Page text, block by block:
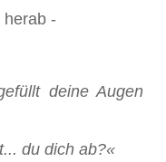
herab -
deine Augen
du dich ab?«